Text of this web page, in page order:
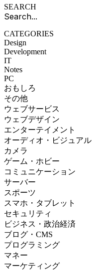
SEARCH
CATEGORIES
Design
Development
IT
Notes
PC
おもしろ
その他
ウェブサービス
ウェブデザイン
エンターテイメント
オーディオ・ビジュアル
カメラ
ゲーム・ホビー
コミュニケーション
サーバー
スポーツ
スマホ・タブレット
セキュリティ
ビジネス・政治経済
ブログ・CMS
プログラミング
マネー
マーケティング